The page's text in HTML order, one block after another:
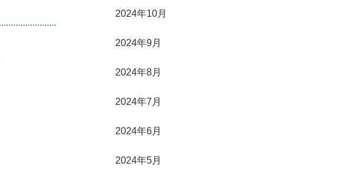
2024年10月
2024年9月
2024年8月
2024年7月
2024年6月
2024年5月